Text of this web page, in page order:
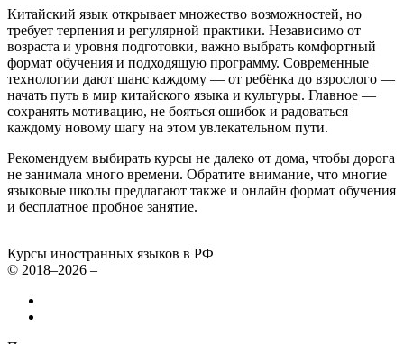
Китайский язык открывает множество возможностей, но
требует терпения и регулярной практики. Независимо от
возраста и уровня подготовки, важно выбрать комфортный
формат обучения и подходящую программу. Современные
технологии дают шанс каждому — от ребёнка до взрослого —
начать путь в мир китайского языка и культуры. Главное —
сохранять мотивацию, не бояться ошибок и радоваться
каждому новому шагу на этом увлекательном пути.
Рекомендуем выбирать курсы не далеко от дома, чтобы дорога
не занимала много времени. Обратите внимание, что многие
языковые школы предлагают также и онлайн формат обучения
и бесплатное пробное занятие.
Курсы иностранных языков в РФ
© 2018–2026 –